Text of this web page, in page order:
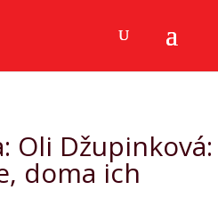
Oli Džupinková:
doma ich